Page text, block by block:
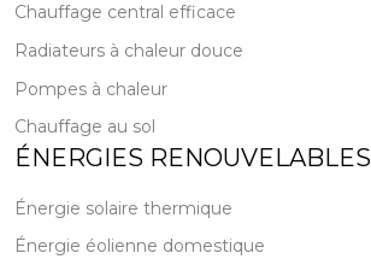
Chauffage central efficace
Radiateurs à chaleur douce
Pompes à chaleur
Chauffage au sol
ÉNERGIES RENOUVELABLES
Énergie solaire thermique
Énergie éolienne domestique